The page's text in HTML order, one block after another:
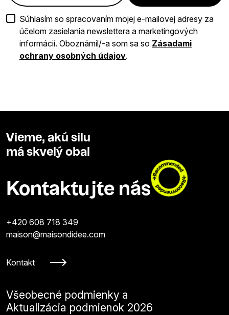
Súhlasím so spracovaním mojej e-mailovej adresy za
účelom zasielania newslettera a marketingových
informácií. Oboznámil/-a som sa so Zásadami
ochrany osobných údajov.
Vieme, akú silu
má skvelý obal
Kontaktujte nás
+420 608 718 349
maison@maisondidee.com
Kontakt
Všeobecné podmienky a
Aktualizácia podmienok 2026